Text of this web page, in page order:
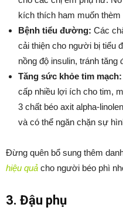
kích thích ham muốn thèm
Bệnh tiểu đường: Các
cải thiện cho người bị tiểu
nồng độ insulin, tránh tăng
Tăng sức khỏe tim mạch:
cấp nhiều lợi ích cho tim,
3 chất béo axit alpha-
và có thể ngăn chặn sự
Đừng quên bổ sung thêm
hiệu quả cho người béo phì
3. Đậu phụ